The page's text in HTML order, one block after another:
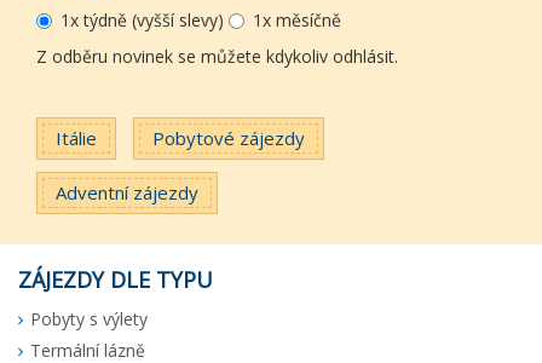
1x týdně (vyšší slevy)
1x měsíčně
Z odběru novinek se můžete kdykoliv odhlásit.
Itálie Pobytové zájezdy
Adventní zájezdy
ZÁJEZDY DLE TYPU
Pobyty s výlety
Termální lázně